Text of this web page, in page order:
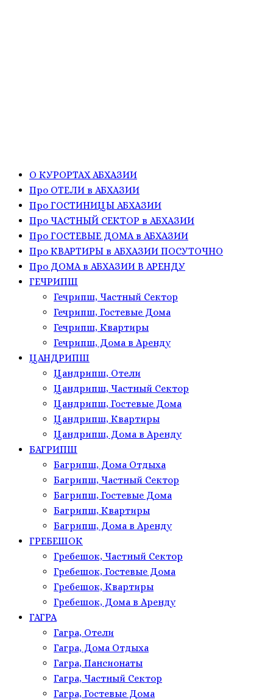
О КУРОРТАХ АБХАЗИИ
Про ОТЕЛИ в АБХАЗИИ
Про ГОСТИНИЦЫ АБХАЗИИ
Про ЧАСТНЫЙ СЕКТОР в АБХАЗИИ
Про ГОСТЕВЫЕ ДОМА в АБХАЗИИ
Про КВАРТИРЫ в АБХАЗИИ ПОСУТОЧНО
Про ДОМА в АБХАЗИИ В АРЕНДУ
ГЕЧРИПШ
Гечрипш, Частный Сектор
Гечрипш, Гостевые Дома
Гечрипш, Квартиры
Гечрипш, Дома в Аренду
ЦАНДРИПШ
Цандрипш, Отели
Цандрипш, Частный Сектор
Цандрипш, Гостевые Дома
Цандрипш, Квартиры
Цандрипш, Дома в Аренду
БАГРИПШ
Багрипш, Дома Отдыха
Багрипш, Частный Сектор
Багрипш, Гостевые Дома
Багрипш, Квартиры
Багрипш, Дома в Аренду
ГРЕБЕШОК
Гребешок, Частный Сектор
Гребешок, Гостевые Дома
Гребешок, Квартиры
Гребешок, Дома в Аренду
ГАГРА
Гагра, Отели
Гагра, Дома Отдыха
Гагра, Пансионаты
Гагра, Частный Сектор
Гагра, Гостевые Дома